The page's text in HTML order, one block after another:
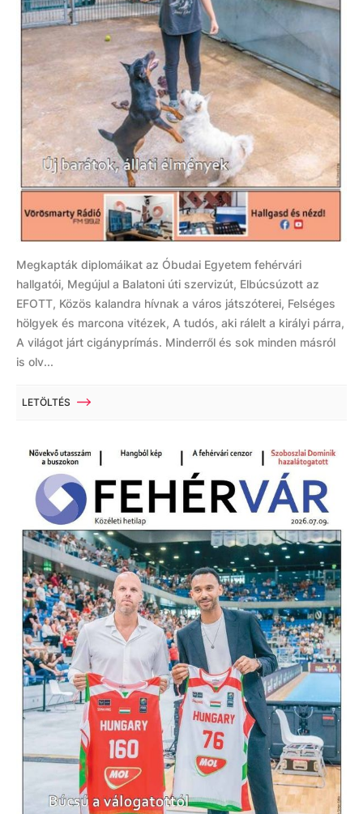
Megkapták diplomáikat az Óbudai Egyetem fehérvári
hallgatói, Megújul a Balatoni úti szervizút, Elbúcsúzott az
EFOTT, Közös kalandra hívnak a város játszóterei, Felséges
hölgyek és marcona vitézek, A tudós, aki rálelt a királyi párra,
A világot járt cigányprímás. Minderről és sok minden másról
is olv...
LETÖLTÉS